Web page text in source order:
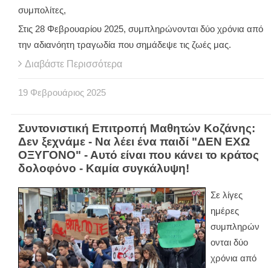
συμπολίτες,
Στις 28 Φεβρουαρίου 2025, συμπληρώνονται δύο χρόνια από
την αδιανόητη τραγωδία που σημάδεψε τις ζωές μας.
Διαβάστε Περισσότερα
19 Φεβρουάριος 2025
Συντονιστική Επιτροπή Μαθητών Κοζάνης:
Δεν ξεχνάμε - Να λέει ένα παιδί "ΔΕΝ ΕΧΩ
ΟΞΥΓΟΝΟ" - Αυτό είναι που κάνει το κράτος
δολοφόνο - Καμία συγκάλυψη!
Σε λίγες
ημέρες
συμπληρών
ονται δύο
χρόνια από